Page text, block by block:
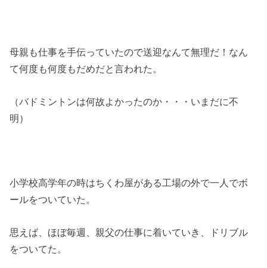
母親も仕事を手伝っていたので送迎なんて無理だ！なん
て何度も何度もだめだと言われた。
（バドミントンは何故よかったのか・・・いまだに不
明）
小学校高学年の時はちくわ屋がある工場の外で一人でボ
ールをついていた。
思えば、ほぼ毎週、親父の仕事に着いていき、ドリブル
をついてた。